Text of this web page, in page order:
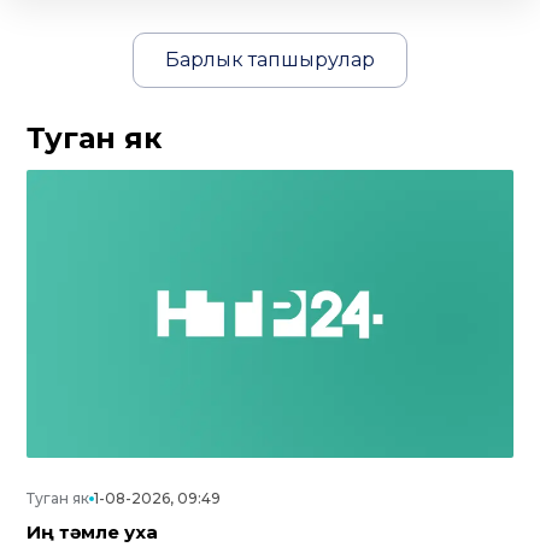
Барлык тапшырулар
Туган як
Туган як 1-08-2026, 09:49
Иң тәмле уха